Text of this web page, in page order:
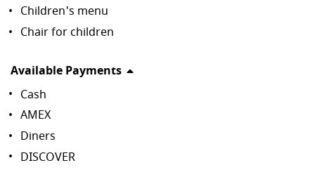
Children's menu
Chair for children
Available Payments
Cash
AMEX
Diners
DISCOVER